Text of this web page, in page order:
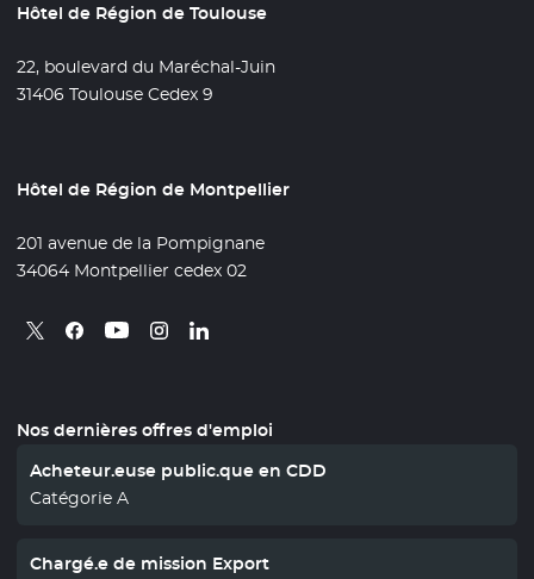
Hôtel de Région de Toulouse
22, boulevard du Maréchal-Juin
31406 Toulouse Cedex 9
Hôtel de Région de Montpellier
201 avenue de la Pompignane
34064 Montpellier cedex 02
Retrouvez nous sur X
- Nouvelle fenêtre
Retrouvez nous sur Facebook
- Nouvelle fenêtre
Retrouvez nous sur Youtube
- Nouvelle fenêtre
Retrouvez nous sur Instagram
- Nouvelle fenêtre
Retrouvez nous sur Linkedin
- Nouvelle fenêtre
Nos dernières offres d'emploi
Acheteur.euse public.que en CDD
Catégorie A
Chargé.e de mission Export